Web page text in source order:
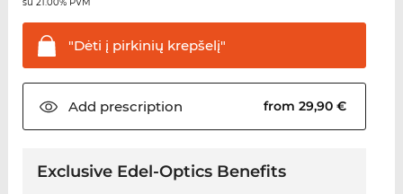
su 21.00% PVM
"Dėti į pirkinių krepšelį"
Add prescription from 29,90 €
Exclusive Edel-Optics Benefits